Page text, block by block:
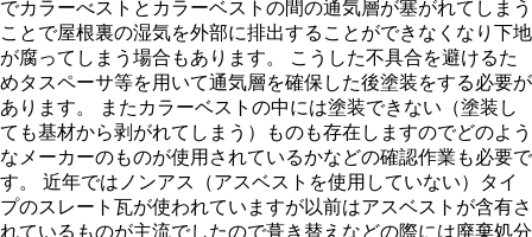
でカラーべストとカラーベストの間の通気層が塞がれてしまう
ことで屋根裏の湿気を外部に排出することができなくなり下地
が腐ってしまう場合もあります。 こうした不具合を避けるた
めタスペーサ等を用いて通気層を確保した後塗装をする必要が
あります。 またカラーベストの中には塗装できない（塗装し
ても基材から剥がれてしまう）ものも存在しますのでどのよう
なメーカーのものが使用されているかなどの確認作業も必要で
す。 近年ではノンアス（アスベストを使用していない）タイ
プのスレート瓦が使われていますが以前はアスベストが含有さ
れているものが主流でしたので葺き替えなどの際には廃棄処分